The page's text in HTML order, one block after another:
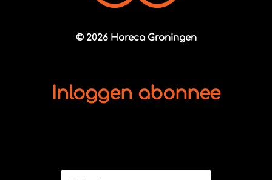
© 2026 Horeca Groningen
Inloggen abonnee